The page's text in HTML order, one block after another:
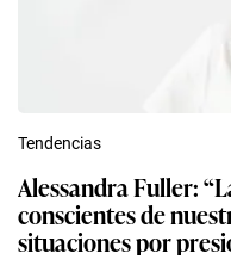
Tendencias
Alessandra Fuller:
conscientes de
situaciones por